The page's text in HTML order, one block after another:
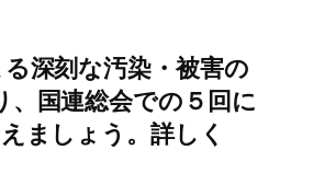
深刻な汚染・被害の
国連総会での５回に
ましょう。詳しく